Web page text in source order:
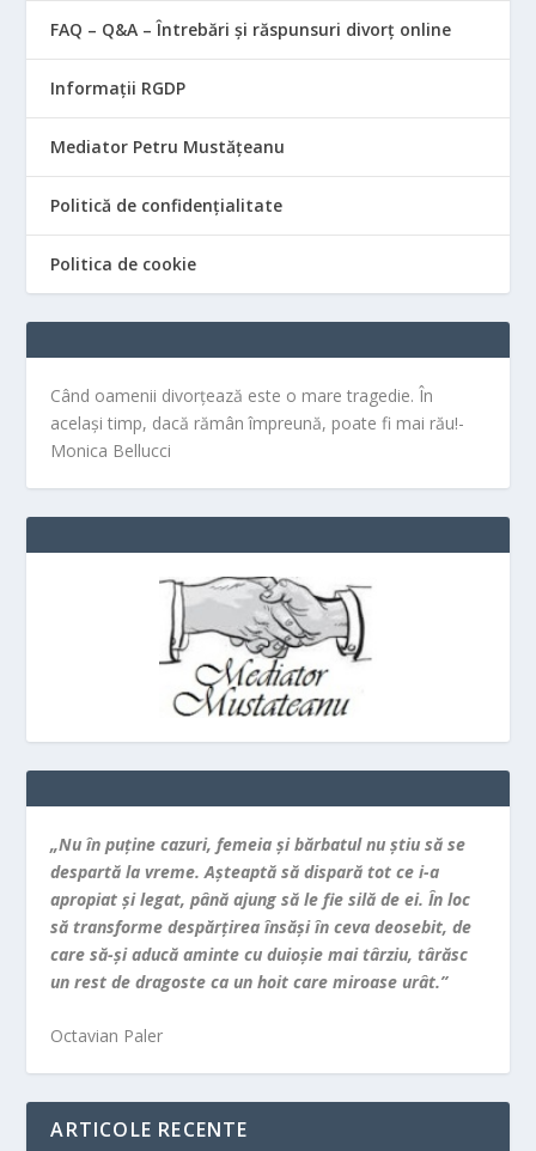
FAQ – Q&A – Întrebări și răspunsuri divorț online
Informații RGDP
Mediator Petru Mustățeanu
Politică de confidențialitate
Politica de cookie
Când oamenii divorțează este o mare tragedie. În
același timp, dacă rămân împreună, poate fi mai rău!-
Monica Bellucci
„Nu în puţine cazuri, femeia şi bărbatul nu ştiu să se
despartă la vreme. Aşteaptă să dispară tot ce i-a
apropiat şi legat, până ajung să le fie silă de ei. În loc
să transforme despărţirea însăşi în ceva deosebit, de
care să-şi aducă aminte cu duioşie mai târziu, târăsc
un rest de dragoste ca un hoit care miroase urât.”
Octavian Paler
ARTICOLE RECENTE